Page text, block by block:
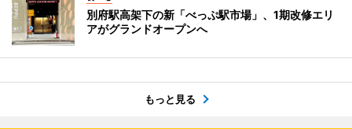
別府駅高架下の新「べっぷ駅市場」、1期改修エリ
アがグランドオープンへ
もっと見る